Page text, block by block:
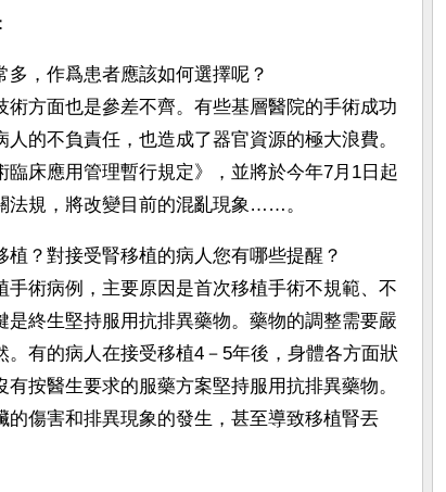
，作爲患者應該如何選擇呢？
方面也是參差不齊。有些基層醫院的手術成功
的不負責任，也造成了器官資源的極大浪費。
床應用管理暫行規定》，並將於今年7月1日起
法規，將改變目前的混亂現象……。
？對接受腎移植的病人您有哪些提醒？
術病例，主要原因是首次移植手術不規範、不
終生堅持服用抗排異藥物。藥物的調整需要嚴
有的病人在接受移植4－5年後，身體各方面狀
按醫生要求的服藥方案堅持服用抗排異藥物。
傷害和排異現象的發生，甚至導致移植腎丟